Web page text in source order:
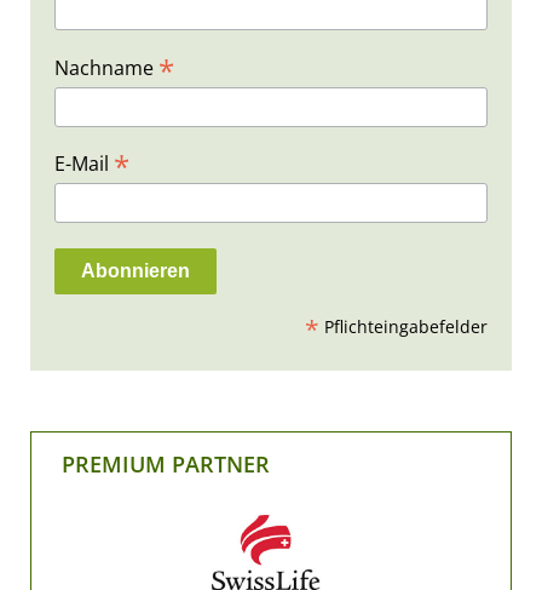
Nachname *
E-Mail *
* Pflichteingabefelder
PREMIUM PARTNER